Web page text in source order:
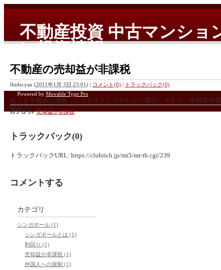
不動産投資 中古マンショ
ン投資情報
国内、海外の中古マンション、新築コンドミニアムを中心とし
不動産の売却益が非課税
fhidecyan (2011年1月 3日 23:01) | コメント(0) | トラックバック(0)
あくまで個人の場合（ビジネスとして行わない場合）ですが、不動産売
課税になります。
単純に5000万円で買って、6000万円で売れば1000万円が儲かる形になり
かってしまうため、あまりうまみがなくなってしまいますが、シンガポ
ロ。
実際に現地シンガポーリアンの中にも自分の物件を転売しては、より大
わらしべ長者が多数存在しているようです。
これは日本からでも可能なので、おもしろいですね。
カテゴリ: 売却益が非課税
トラックバック(0)
トラックバックURL: https://clubrich.jp/mt5/mt-tb.cgi/239
コメントする
カテゴリ
シンガポール (1)
シンガポールとは (1)
利回り (1)
売却益が非課税 (1)
外国人への規制 (1)
Powered by Movable Type Pro